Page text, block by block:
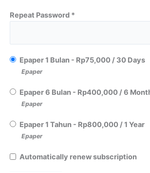
Repeat Password *
Epaper 1 Bulan - Rp75,000/ 30 Days
Epaper
Epaper 6 Bulan - Rp400,000/6
Epaper
Epaper 1 Tahun - Rp800,000/1 Year
Epaper
Automatically renew subscription